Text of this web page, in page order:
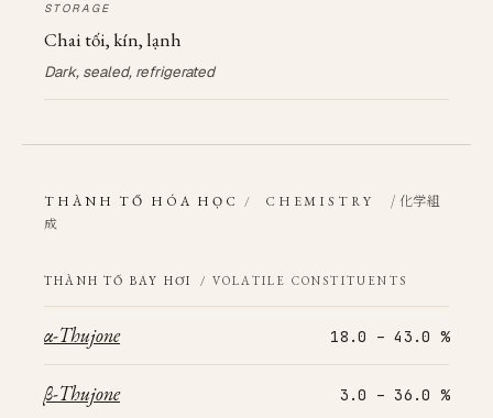
STORAGE
Chai tối, kín, lạnh
Dark, sealed, refrigerated
THÀNH TỐ HÓA HỌC / CHEMISTRY
/ 化学組
成
THÀNH TỐ BAY HƠI / VOLATILE CONSTITUENTS
α-Thujone 18.0 – 43.0 %
β-Thujone 3.0 – 36.0 %